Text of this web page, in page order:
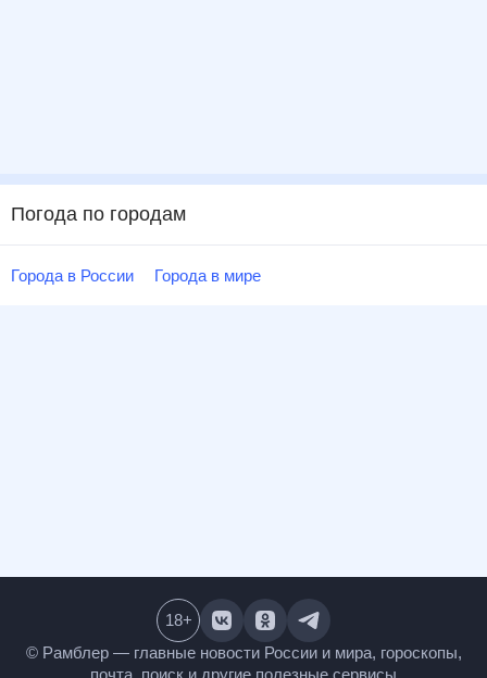
Погода по городам
Города в России Города в мире
© Рамблер — главные новости России и мира,
18+